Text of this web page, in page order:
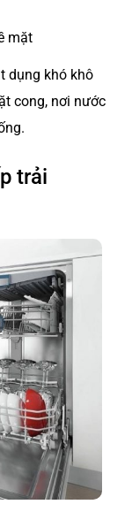
mặt
dụng khó khô
cong, nơi nước
trải